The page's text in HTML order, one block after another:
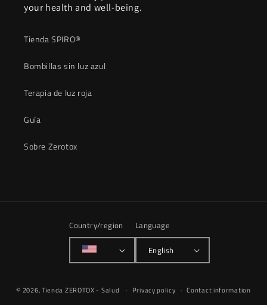
your health and well-being.
Tienda SPIRO®
Bombillas sin luz azul
Terapia de luz roja
Guía
Sobre Zerotox
Country/region Language
English
© 2026,Tienda ZEROTOX - Salud Privacy policy
Contact information